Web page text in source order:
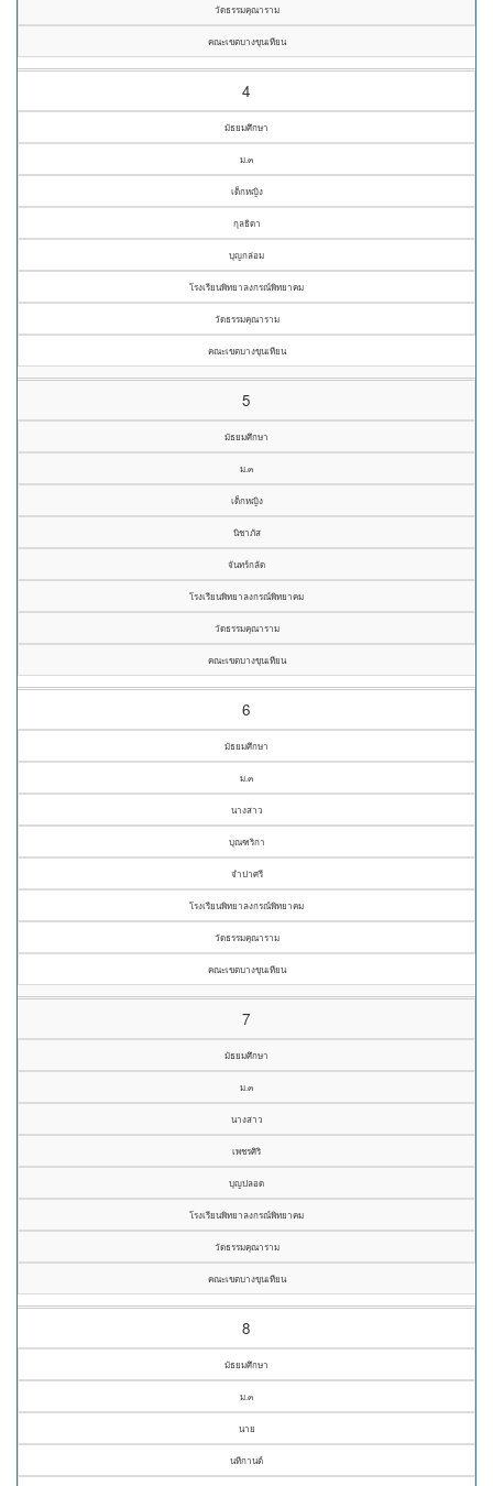
วัดธรรมคุณาราม
คณะเขตบางขุนเทียน
4
มัธยมศึกษา
ม.๓
เด็กหญิง
กุลธิดา
บุญกล่อม
โรงเรียนพิทยาลงกรณ์พิทยาคม
วัดธรรมคุณาราม
คณะเขตบางขุนเทียน
5
มัธยมศึกษา
ม.๓
เด็กหญิง
นิชาภัส
จันทร์กลัด
โรงเรียนพิทยาลงกรณ์พิทยาคม
วัดธรรมคุณาราม
คณะเขตบางขุนเทียน
6
มัธยมศึกษา
ม.๓
นางสาว
บุณฑริกา
จำปาศรี
โรงเรียนพิทยาลงกรณ์พิทยาคม
วัดธรรมคุณาราม
คณะเขตบางขุนเทียน
7
มัธยมศึกษา
ม.๓
นางสาว
เพชรศิริ
บุญปลอด
โรงเรียนพิทยาลงกรณ์พิทยาคม
วัดธรรมคุณาราม
คณะเขตบางขุนเทียน
8
มัธยมศึกษา
ม.๓
นาย
นทีกานต์